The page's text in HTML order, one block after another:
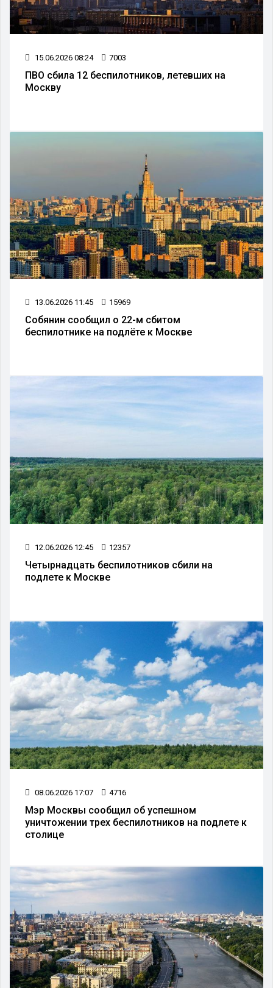
15.06.2026 08:24 7003
ПВО сбила 12 беспилотников, летевших на
Москву
13.06.2026 11:45 15969
Собянин сообщил о 22-м сбитом
беспилотнике на подлёте к Москве
12.06.2026 12:45 12357
Четырнадцать беспилотников сбили на
подлете к Москве
08.06.2026 17:07 4716
Мэр Москвы сообщил об успешном
уничтожении трех беспилотников на подлете к
столице